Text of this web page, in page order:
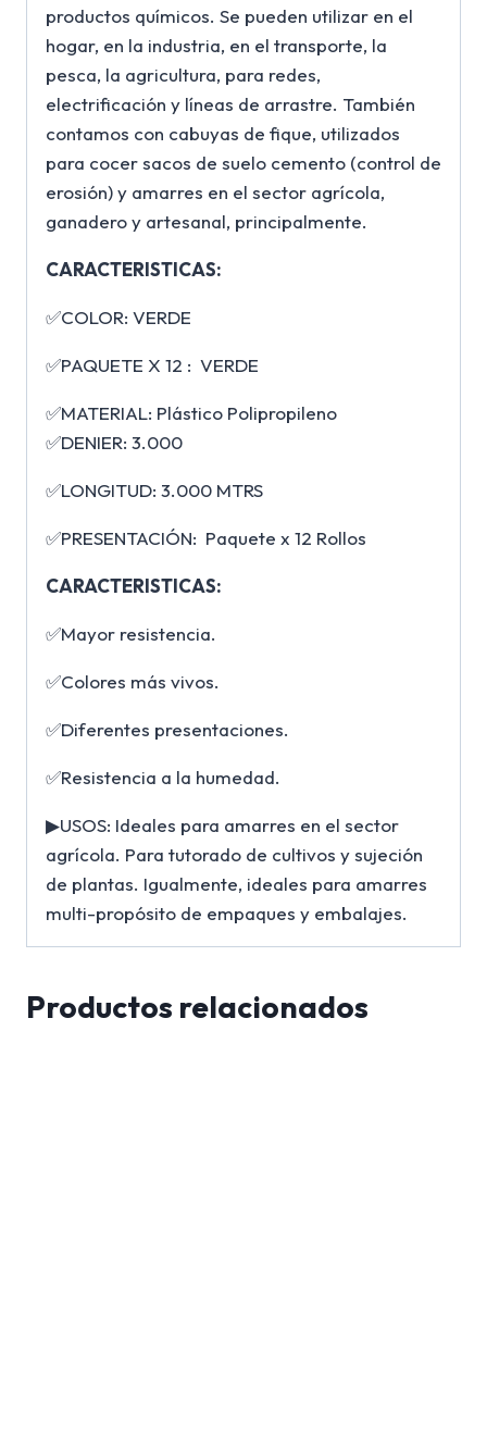
productos químicos. Se pueden utilizar en el
hogar, en la industria, en el transporte, la
pesca, la agricultura, para redes,
electrificación y líneas de arrastre. También
contamos con cabuyas de fique, utilizados
para cocer sacos de suelo cemento (control de
erosión) y amarres en el sector agrícola,
ganadero y artesanal, principalmente.
CARACTERISTICAS:
✅COLOR: VERDE
✅PAQUETE X 12 : VERDE
✅MATERIAL: Plástico Polipropileno
✅DENIER: 3.000
✅LONGITUD: 3.000 MTRS
✅PRESENTACIÓN: Paquete x 12 Rollos
CARACTERISTICAS:
✅Mayor resistencia.
✅Colores más vivos.
✅Diferentes presentaciones.
✅Resistencia a la humedad.
▶USOS: Ideales para amarres en el sector
agrícola. Para tutorado de cultivos y sujeción
de plantas. Igualmente, ideales para amarres
multi-propósito de empaques y embalajes.
Productos relacionados